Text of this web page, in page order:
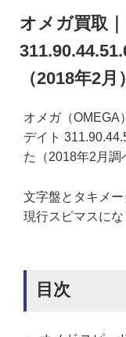
オメガ買取
（2018年2月）
オメガ（OMEGA
デイト
た（2018年2月調
文字盤とタキメ
現行スピマスにな
目次